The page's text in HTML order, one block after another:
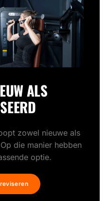
ALS
zowel nieuwe als
die manier hebben
optie.